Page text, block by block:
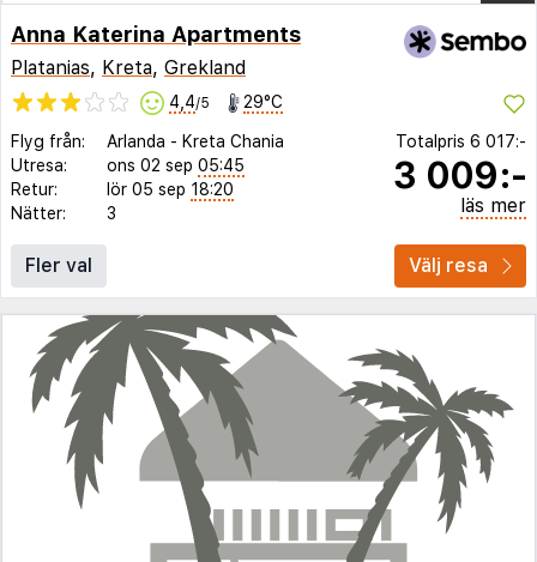
Anna Katerina Apartments
Platanias, Kreta, Grekland
4,4/5 29°C
Flyg från: Arlanda - Kreta Chania
Utresa:
ons 02 sep 05:45
Retur:
lör 05 sep 18:20
Nätter:
3
Totalpris 6 017:-
3 009:-
läs mer
Fler val Välj resa